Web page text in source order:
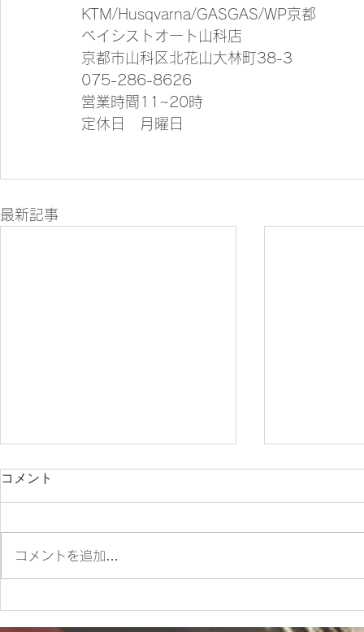
KTM/Husqvarna/GASGAS/WP京都
ベイシストオート山科店
京都市山科区北花山大林町38-3
075-286-8626
営業時間11~20時
定休日　月曜日
最新記事
違いをご紹介‼
＊
コメント
コメントを追加…